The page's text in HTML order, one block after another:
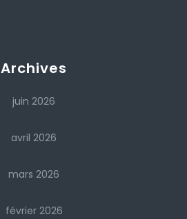
Archives
juin 2026
avril 2026
mars 2026
février 2026